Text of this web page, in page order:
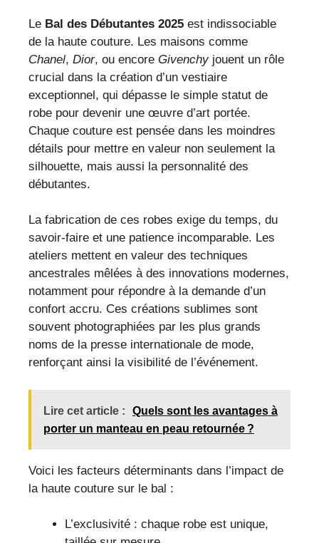
Le Bal des Débutantes 2025 est indissociable
de la haute couture. Les maisons comme
Chanel, Dior, ou encore Givenchyjouent un rôle
crucial dans la création d’un vestiaire
exceptionnel, qui dépasse le simple statut de
robe pour devenir une œuvre d’art portée.
Chaque couture est pensée dans les moindres
détails pour mettre en valeur non seulement la
silhouette, mais aussi la personnalité des
débutantes.
La fabrication de ces robes exige du temps, du
savoir-faire et une patience incomparable. Les
ateliers mettent en valeur des techniques
ancestrales mêlées à des innovations modernes,
notamment pour répondre à la demande d’un
confort accru. Ces créations sublimes sont
souvent photographiées par les plus grands
noms de la presse internationale de mode,
renforçant ainsi la visibilité de l’événement.
Lire cet article :
Quels sont les avantages à
porter un manteau en peau retournée ?
Voici les facteurs déterminants dans l’impact de
la haute couture sur le bal :
L’exclusivité : chaque robe est unique,